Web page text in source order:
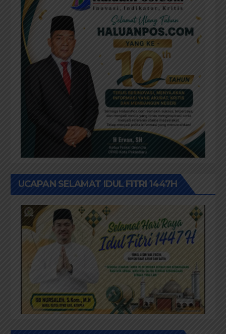
UCAPAN SELAMAT IDUL FITRI 1447H